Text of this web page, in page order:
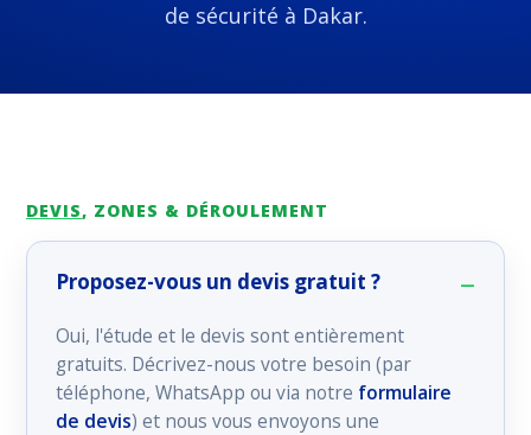
de sécurité à Dakar.
DEVIS, ZONES & DÉROULEMENT
Proposez-vous un devis gratuit ?
Oui, l'étude et le devis sont entièrement
gratuits. Décrivez-nous votre besoin (par
téléphone, WhatsApp ou via notre formulaire
de devis) et nous vous envoyons une